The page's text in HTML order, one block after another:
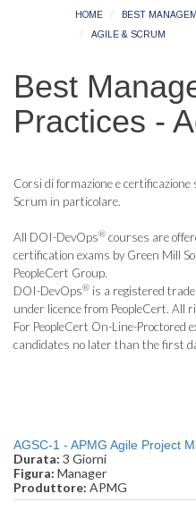
HOME
BEST
AGILE & SCRUM
Best
Practices -
Corsi di formazione e certificazione
Scrum in particolare.
All DOI-DevOps® courses are
certification exams by Green Mill
PeopleCert Group.
DOI-DevOps® is a registered
under licence from PeopleCert. All
For PeopleCert On-Line-Proctored
candidates no later than the first
AGSC-1 - APMG Agile Project
Durata: 3 Giorni
Figura: Manager
Produttore: APMG